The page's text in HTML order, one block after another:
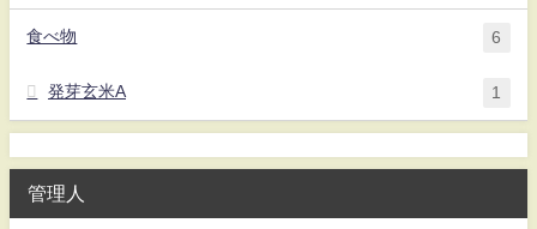
食べ物 6
発芽玄米A 1
管理人